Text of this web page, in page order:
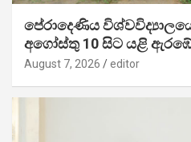
පේරාදෙණිය
අගෝස්තු 10 සිට යළි
August 7, 2026 editor